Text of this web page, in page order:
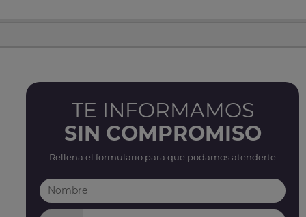
TE INFORMAMOS
SIN COMPROMISO
Rellena el formulario para que podamos atenderte